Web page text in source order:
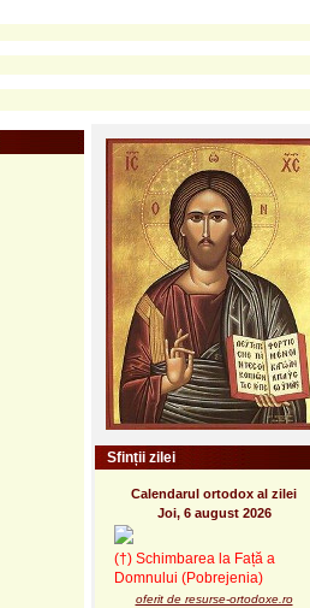
Sfinții zilei
Calendarul ortodox al zilei
Joi, 6 august 2026
(†) Schimbarea la Față a
Domnului (Pobrejenia)
oferit de resurse-ortodoxe.ro